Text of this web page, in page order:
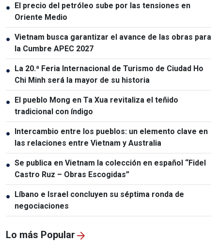
● El precio del petróleo sube por las tensiones en
Oriente Medio
● Vietnam busca garantizar el avance de las obras para
la Cumbre APEC 2027
● La 20.ª Feria Internacional de Turismo de Ciudad Ho
Chi Minh será la mayor de su historia
● El pueblo Mong en Ta Xua revitaliza el teñido
tradicional con índigo
● Intercambio entre los pueblos: un elemento clave en
las relaciones entre Vietnam y Australia
● Se publica en Vietnam la colección en español “Fidel
Castro Ruz – Obras Escogidas”
● Líbano e Israel concluyen su séptima ronda de
negociaciones
Lo más Popular